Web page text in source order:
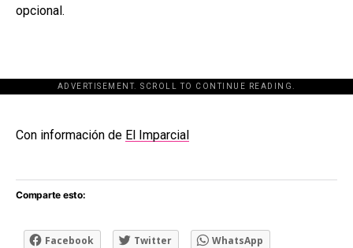
opcional.
ADVERTISEMENT. SCROLL TO CONTINUE READING.
[adsforwp id="243463"]
Con información de El Imparcial
Comparte esto:
Facebook Twitter WhatsApp